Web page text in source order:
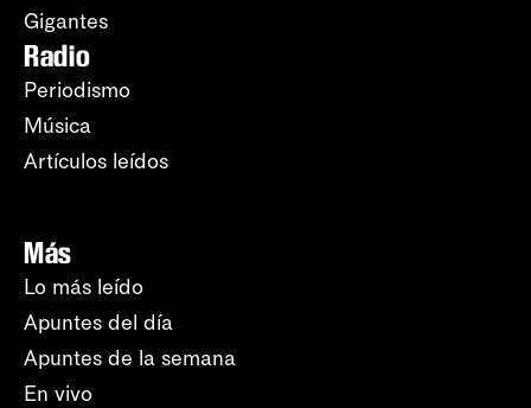
Gigantes
Radio
Periodismo
Música
Artículos leídos
Más
Lo más leído
Apuntes del día
Apuntes de la semana
En vivo